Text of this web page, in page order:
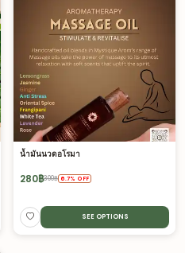
น้ำมันนวดอโรมา
280฿300฿ 6.7% OFF
SEE OPTIONS